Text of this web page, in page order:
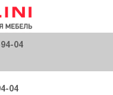
04
+7(499)-517-94-04
д. 36 стр.3
04